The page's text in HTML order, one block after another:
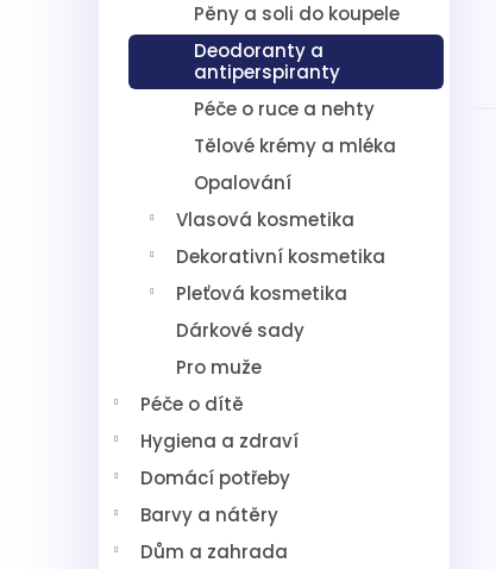
Pěny a soli do koupele
Deodoranty a
antiperspiranty
Péče o ruce a nehty
Tělové krémy a mléka
Opalování
Vlasová kosmetika
Dekorativní kosmetika
Pleťová kosmetika
Dárkové sady
Pro muže
Péče o dítě
Hygiena a zdraví
Domácí potřeby
Barvy a nátěry
Dům a zahrada